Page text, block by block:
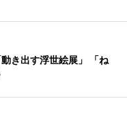
き出す浮世絵展」 「ね